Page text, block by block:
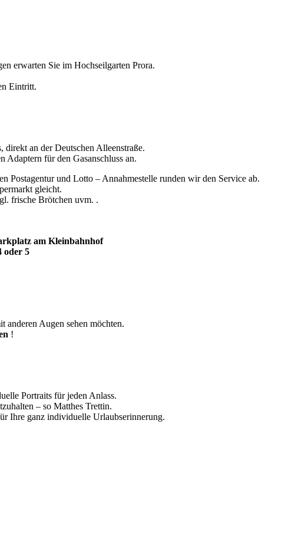
erwarten Sie im Hochseilgarten Prora.
Eintritt.
direkt an der Deutschen Alleenstraße.
Adaptern für den Gasanschluss an.
Postagentur und Lotto – Annahmestelle runden wir den Service ab.
gleicht.
frische Brötchen uvm. .
am Kleinbahnhof
oder 5
anderen Augen sehen möchten.
!
Portraits für jeden Anlass.
– so Matthes Trettin.
Ihre ganz individuelle Urlaubserinnerung.